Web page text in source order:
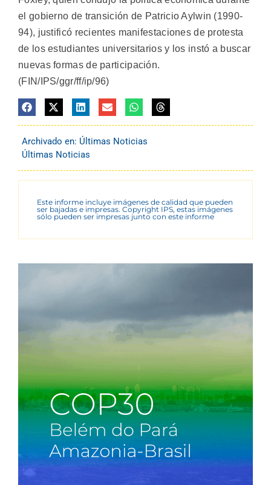
el gobierno de transición de Patricio Aylwin (1990-
94), justificó recientes manifestaciones de protesta
de los estudiantes universitarios y los instó a buscar
nuevas formas de participación.
(FIN/IPS/ggr/ff/ip/96)
Archivado en: Últimas Noticias
Últimas Noticias
Este informe incluye imágenes de calidad que pueden
ser bajadas e impresas. Copyright IPS, estas imágenes
sólo pueden ser impresas junto con este informe